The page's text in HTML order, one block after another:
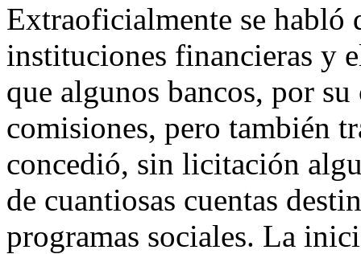
Extraoficialmente se habló
instituciones financieras y
que algunos bancos, por
comisiones, pero también
concedió, sin licitación
de cuantiosas cuentas
programas sociales. La